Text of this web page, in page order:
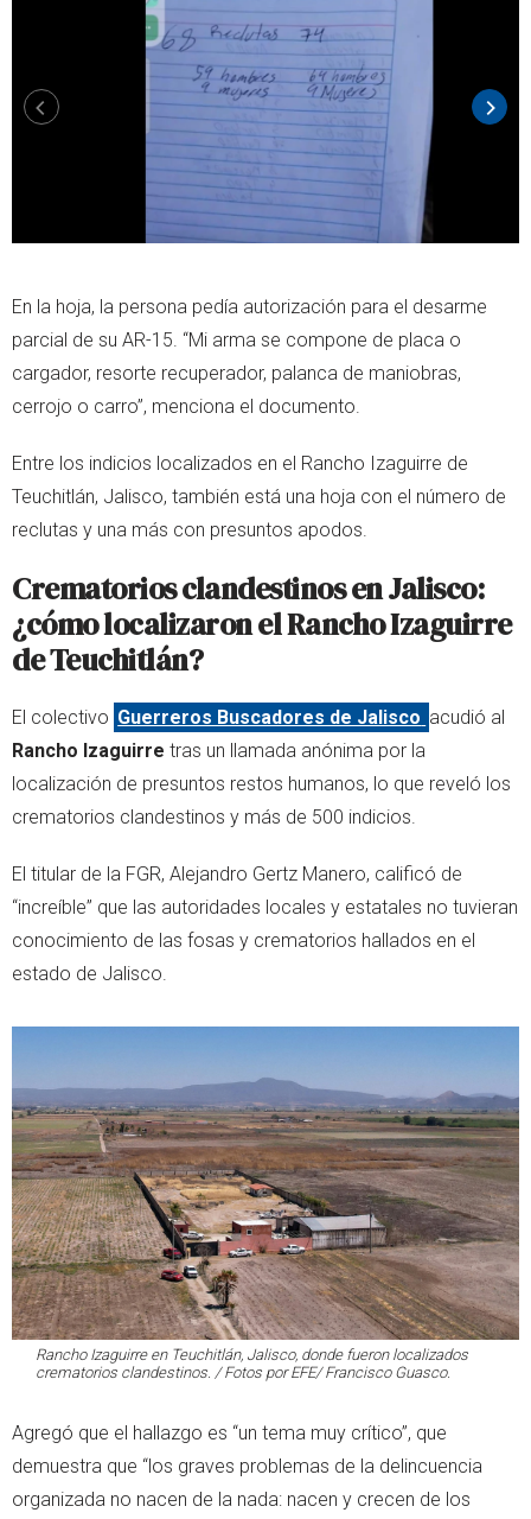
En la hoja, la persona pedía autorización para el desarme
parcial de su AR-15. “Mi arma se compone de placa o
cargador, resorte recuperador, palanca de maniobras,
cerrojo o carro”, menciona el documento.
Entre los indicios localizados en el Rancho Izaguirre de
Teuchitlán, Jalisco, también está una hoja con el número de
reclutas y una más con presuntos apodos.
Crematorios clandestinos en Jalisco:
¿cómo localizaron el Rancho Izaguirre
de Teuchitlán?
El colectivo Guerreros Buscadores de Jalisco acudió al
Rancho Izaguirre tras un llamada anónima por la
localización de presuntos restos humanos, lo que reveló los
crematorios clandestinos y más de 500 indicios.
El titular de la FGR, Alejandro Gertz Manero, calificó de
“increíble” que las autoridades locales y estatales no tuvieran
conocimiento de las fosas y crematorios hallados en el
estado de Jalisco.
Rancho Izaguirre en Teuchitlán, Jalisco, donde fueron localizados
crematorios clandestinos. / Fotos por EFE/ Francisco Guasco.
Agregó que el hallazgo es “un tema muy crítico”, que
demuestra que “los graves problemas de la delincuencia
organizada no nacen de la nada: nacen y crecen de los